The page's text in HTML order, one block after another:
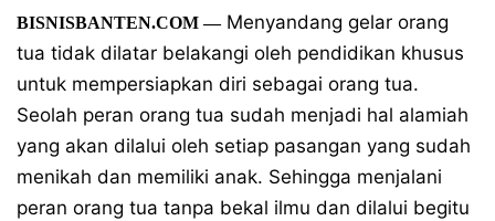
BISNISBANTEN.COM —Menyandang gelar orang
tua tidak dilatar belakangi oleh pendidikan khusus
untuk mempersiapkan diri sebagai orang tua.
Seolah peran orang tua sudah menjadi hal alamiah
yang akan dilalui oleh setiap pasangan yang sudah
menikah dan memiliki anak. Sehingga menjalani
peran orang tua tanpa bekal ilmu dan dilalui begitu